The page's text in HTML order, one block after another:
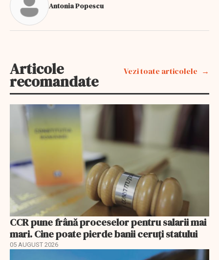
Antonia Popescu
Articole
recomandate
Vezi toate articolele
CCR pune frână proceselor pentru salarii mai
mari. Cine poate pierde banii ceruți statului
05 AUGUST 2026